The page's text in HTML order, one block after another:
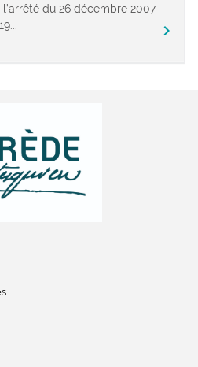
du 26 décembre 2007-
chevron_right